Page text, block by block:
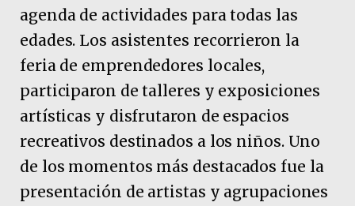
agenda de actividades para todas las
edades. Los asistentes recorrieron la
feria de emprendedores locales,
participaron de talleres y exposiciones
artísticas y disfrutaron de espacios
recreativos destinados a los niños. Uno
de los momentos más destacados fue la
presentación de artistas y agrupaciones